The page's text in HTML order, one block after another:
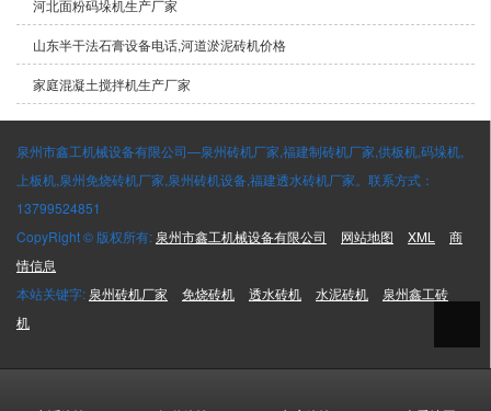
河北面粉码垛机生产厂家
山东半干法石膏设备电话,河道淤泥砖机价格
家庭混凝土搅拌机生产厂家
泉州市鑫工机械设备有限公司—泉州砖机厂家,福建制砖机厂家,供板机,码垛机,
上板机,泉州免烧砖机厂家,泉州砖机设备,福建透水砖机厂家。联系方式：
13799524851
CopyRight © 版权所有: 泉州市鑫工机械设备有限公司 网站地图 XML
商
情信息
本站关键字: 泉州砖机厂家 免烧砖机 透水砖机 水泥砖机
泉州鑫工砖
机